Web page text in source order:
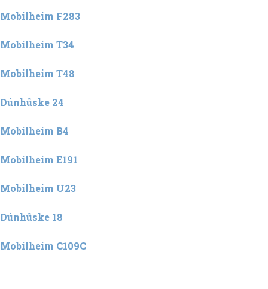
Mobilheim F283
Mobilheim T34
Mobilheim T48
Dúnhûske 24
Mobilheim B4
Mobilheim E191
Mobilheim U23
Dúnhûske 18
Mobilheim C109C